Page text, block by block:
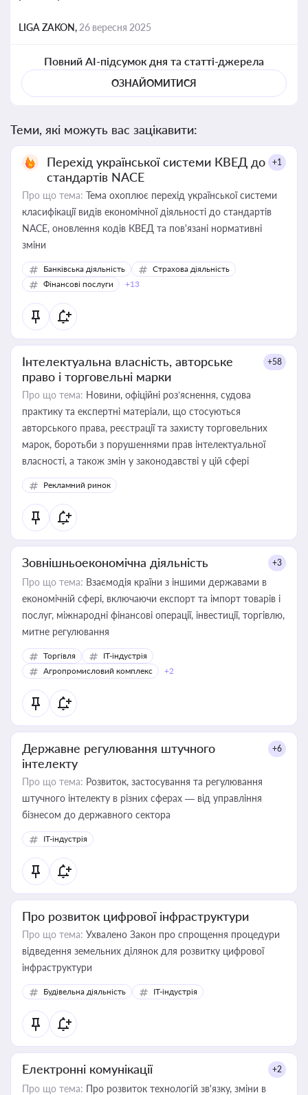
LIGA ZAKON, 26 вересня 2025
Повний AI-підсумок дня та статті-джерела
ОЗНАЙОМИТИСЯ
Теми, які можуть вас зацікавити:
Перехід української системи КВЕД до
стандартів NACE
+1
Про що тема: Тема охоплює перехід української системи
класифікації видів економічної діяльності до стандартів
NACE, оновлення кодів КВЕД та пов'язані нормативні
зміни
Банківська діяльність
Страхова діяльність
Фінансові послуги
+13
Інтелектуальна власність, авторське
право і торговельні марки
+58
Про що тема: Новини, офіційні роз’яснення, судова
практику та експертні матеріали, що стосуються
авторського права, реєстрації та захисту торговельних
марок, боротьби з порушеннями прав інтелектуальної
власності, а також змін у законодавстві у цій сфері
Рекламний ринок
Зовнішньоекономічна діяльність +3
Про що тема: Взаємодія країни з іншими державами в
економічній сфері, включаючи експорт та імпорт товарів і
послуг, міжнародні фінансові операції, інвестиції, торгівлю,
митне регулювання
Торгівля
IT-індустрія
Агропромисловий комплекс
+2
Державне регулювання штучного
інтелекту
+6
Про що тема: Розвиток, застосування та регулювання
штучного інтелекту в різних сферах — від управління
бізнесом до державного сектора
IT-індустрія
Про розвиток цифрової інфраструктури
Про що тема: Ухвалено Закон про спрощення процедури
відведення земельних ділянок для розвитку цифрової
інфраструктури
Будівельна діяльність IT-індустрія
Електронні комунікації +2
Про що тема: Про розвиток технологій зв'язку, зміни в